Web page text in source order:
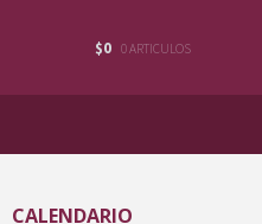
$0 0 ARTICULOS
CALENDARIO